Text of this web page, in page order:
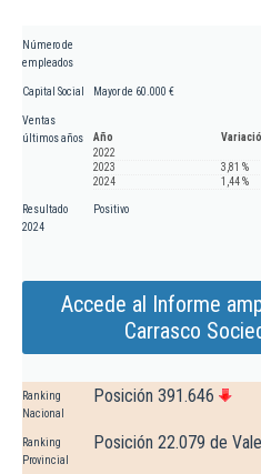
Número de
empleados
Capital Social Mayor de 60.000 €
Ventas
últimos años
Año
2022
2023
3,81 %
2024
1,44 %
Resultado
2024
Positivo
Accede al Informe
Carrasco
Ranking
Nacional
Posición 391.646
Ranking
Provincial
Posición 22.079 de